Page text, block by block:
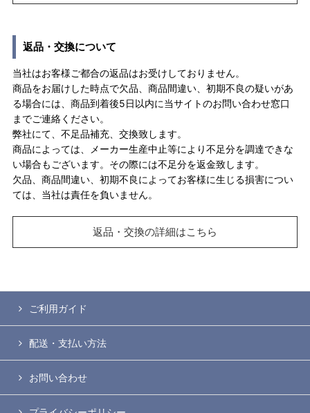
返品・交換について
当社はお客様ご都合の返品はお受けしておりません。
商品をお届けした時点で欠品、商品間違い、初期不良の疑いがあ
る場合には、商品到着後5日以内に当サイトのお問い合わせ窓口
までご連絡ください。
弊社にて、不足品補充、交換致します。
商品によっては、メーカー生産中止等により不足分を調達できな
い場合もございます。その際には不足分を返金致します。
欠品、商品間違い、初期不良によってお客様に生じる損害につい
ては、当社は責任を負いません。
返品・交換の詳細はこちら
ご利用ガイド
配送・支払い方法
お問い合わせ